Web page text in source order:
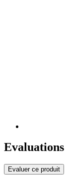
Evaluer ce produit